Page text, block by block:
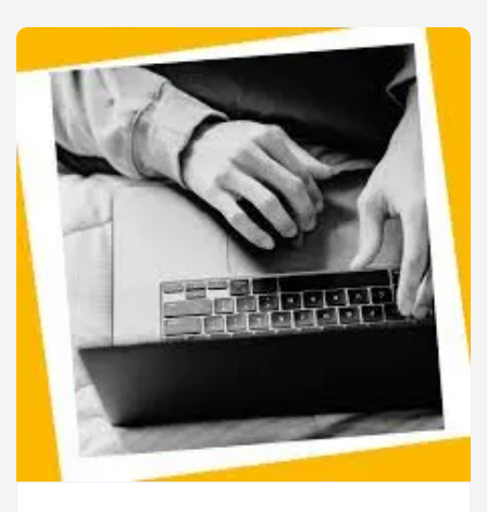
DÉBUTER
EN
RÉFÉRENCEMENT